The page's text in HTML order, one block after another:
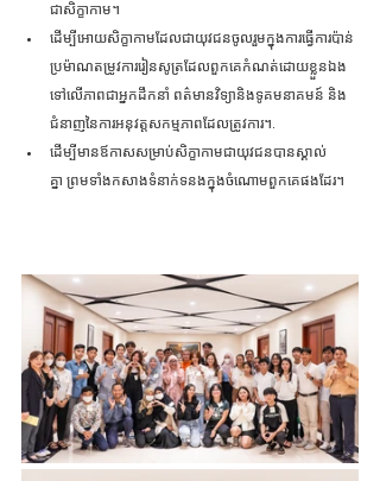
ជាសិក្ខាកាម។
ដើម្បីអោយសិក្ខាកាមដែលជាយុវជនចូលរួមក្នុងការធ្វើការប៉ាន់
ប្រម៉ាណតម្រូវការរៀនសូត្រដែលពួកគេកំណត់ដោយខ្លួនឯង
ទៅលើភាពជាអ្នកដឹកនាំ ពត៌មានវិទ្យានិងទូគមនាគមន៍ និង
ជំនាញនៃការអនុវត្តសកម្មភាពដែលត្រូវការ។.
ដើម្បីមានឪកាសសម្រាប់សិក្ខាកាមជាយុវជនបានស្គាល់
គ្នា ព្រមទាំងកសាងទំនាក់ទនងក្នុងចំណោមពួកគេផងដែរ។